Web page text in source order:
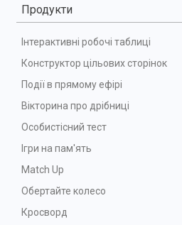
Продукти
Інтерактивні робочі таблиці
Конструктор цільових сторінок
Події в прямому ефірі
Вікторина про дрібниці
Особистісний тест
Ігри на пам'ять
Match Up
Обертайте колесо
Кросворд